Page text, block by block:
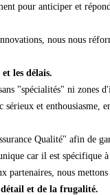
pour anticiper et
nous nous
les délais.
"spécialités" ni zones
et enthousiasme,
Qualité" afin de
car il est spécifique
partenaires, nous
et de la frugalité.